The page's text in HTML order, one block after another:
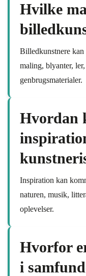
Hvilke
Billedkunstnere
maling, blyanter,
genbrugsmaterialer.
Hvordan
Inspiration kan
naturen, musik,
oplevelser.
Hvorfor
i